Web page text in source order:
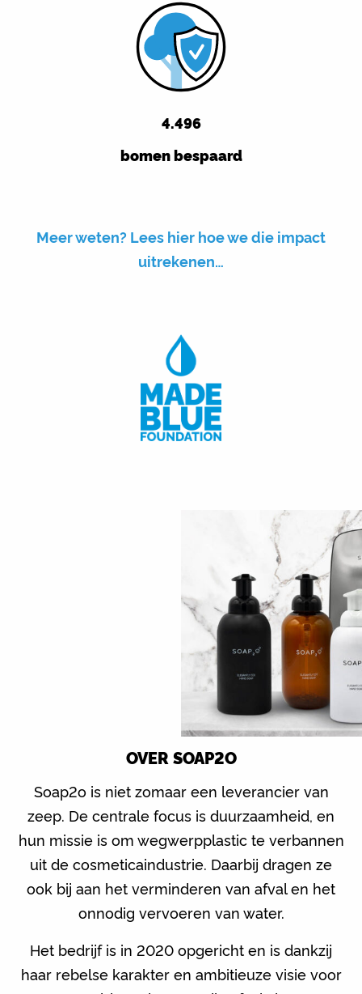
4.496
bomen bespaard
Meer weten? Lees hier hoe we die impact
uitrekenen…
OVER SOAP2O
Soap2o is niet zomaar een leverancier van
zeep. De centrale focus is duurzaamheid, en
hun missie is om wegwerpplastic te verbannen
uit de cosmeticaindustrie. Daarbij dragen ze
ook bij aan het verminderen van afval en het
onnodig vervoeren van water.
Het bedrijf is in 2020 opgericht en is dankzij
haar rebelse karakter en ambitieuze visie voor